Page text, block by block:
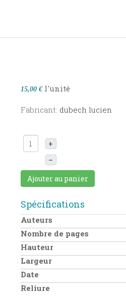
15,00 € l'unité
Fabricant: dubech lucien
+
–
Ajouter au panier
Spécifications
Auteurs
Nombre de pages
Hauteur
Largeur
Date
Reliure